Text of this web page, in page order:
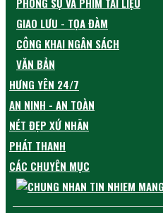
GIAO LƯU - TỌA ĐÀM
CÔNG KHAI NGÂN SÁCH
VĂN BẢN
HƯNG YÊN 24/7
AN NINH - AN TOÀN
NÉT ĐẸP XỨ NHÃN
PHÁT THANH
CÁC CHUYÊN MỤC